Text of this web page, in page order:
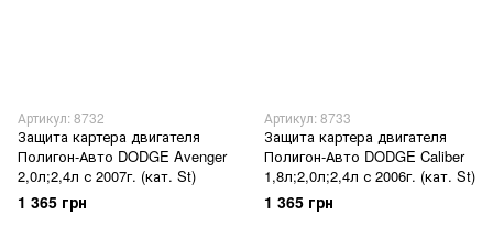
Артикул: 8732
Защита картера двигателя
Полигон-Авто DODGE Avenger
2,0л;2,4л с 2007г. (кат. St)
1 365 грн
Артикул: 8733
Защита картера двигателя
Полигон-Авто DODGE Caliber
1,8л;2,0л;2,4л с 2006г. (кат. St)
1 365 грн